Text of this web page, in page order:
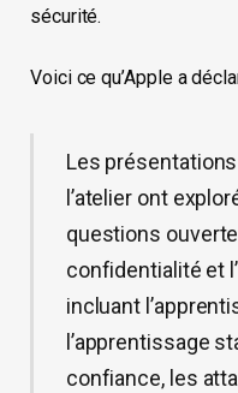
sécurité.
Voici ce qu’Apple a
Les
l’atelier ont
questions
confidentialité et
incluant
l’apprentissage
confiance, les